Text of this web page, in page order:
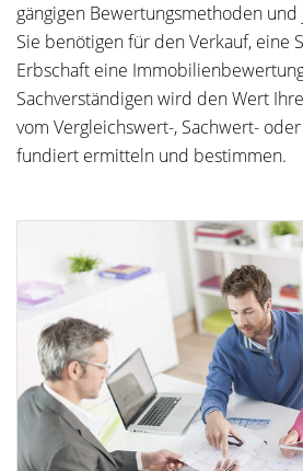
gängigen Bewertungsmethoden
Sie benötigen für den Verkauf, eine
Erbschaft eine
Sachverständigen wird den Wert
vom Vergleichswert-, Sachwert-
fundiert ermitteln und bestimmen.